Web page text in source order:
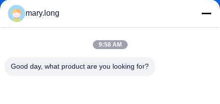
mary.long
9:58 AM
Good day, what product are you looking for?